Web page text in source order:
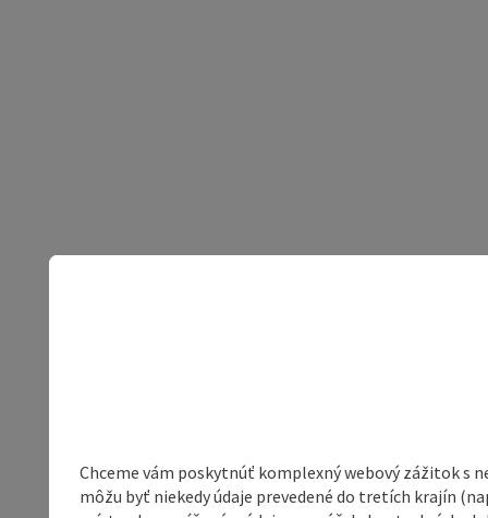
Chceme vám poskytnúť komplexný webový zážitok s
môžu byť niekedy údaje prevedené do tretích krajín